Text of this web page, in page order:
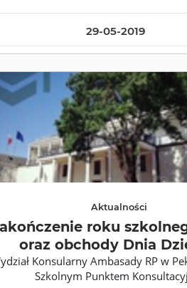
29-05-2019
Aktualności
roku
oraz obchody Dnia
Konsularny Ambasady RP w
Szkolnym Punktem